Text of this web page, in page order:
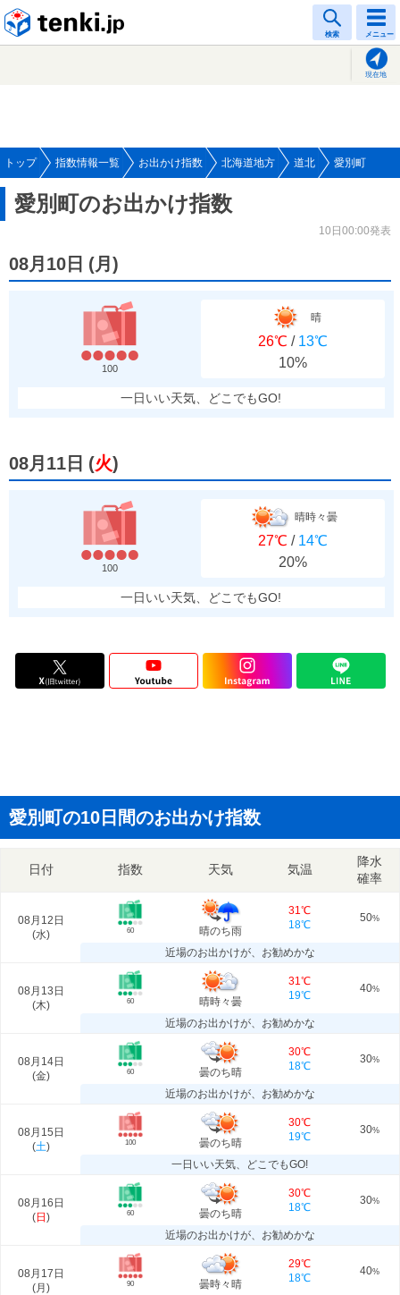
検索 メニュー
現在地
トップ 指数情報一覧 お出かけ指数 北海道地方 道北 愛別町
愛別町のお出かけ指数
10日00:00発表
08月10日 (月 )
100
晴
26℃ / 13℃
10%
一日いい天気、どこでもGO!
08月11日 (火)
100
晴時々曇
27℃ / 14℃
20%
一日いい天気、どこでもGO!
愛別町の10日間のお出かけ指数
日付 指数 天気 気温
降水
確率
08月12日
(水) 60 晴のち雨
31℃
18℃
50%
近場のお出かけが、お勧めかな
08月13日
(木) 60 晴時々曇
31℃
19℃
40%
近場のお出かけが、お勧めかな
08月14日
(金) 60 曇のち晴
30℃
18℃
30%
近場のお出かけが、お勧めかな
08月15日
(土) 100 曇のち晴
30℃
19℃
30%
一日いい天気、どこでもGO!
08月16日
(日 ) 60 曇のち晴
30℃
18℃
30%
近場のお出かけが、お勧めかな
08月17日
(月 ) 90 曇時々晴
29℃
18℃
40%